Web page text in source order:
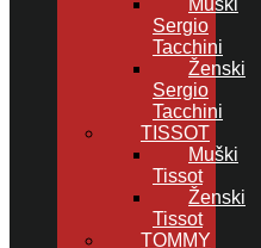
Muški
Sergio
Tacchini
Ženski
Sergio
Tacchini
TISSOT
Muški
Tissot
Ženski
Tissot
TOMMY